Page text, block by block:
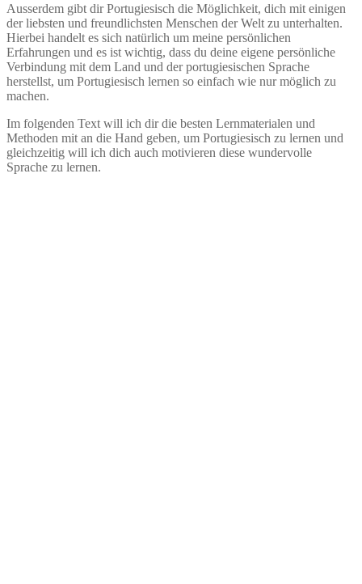
Ausserdem gibt dir Portugiesisch die Möglichkeit, dich mit einigen
der liebsten und freundlichsten Menschen der Welt zu unterhalten.
Hierbei handelt es sich natürlich um meine persönlichen
Erfahrungen und es ist wichtig, dass du deine eigene persönliche
Verbindung mit dem Land und der portugiesischen Sprache
herstellst, um Portugiesisch lernen so einfach wie nur möglich zu
machen.
Im folgenden Text will ich dir die besten Lernmaterialen und
Methoden mit an die Hand geben, um Portugiesisch zu lernen und
gleichzeitig will ich dich auch motivieren diese wundervolle
Sprache zu lernen.